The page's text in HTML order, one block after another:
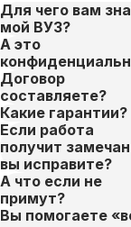
Для чего вам
мой ВУЗ?
А это
Договор
составляете?
Какие гарантии?
Если работа
получит
вы исправите?
А что если не
примут?
Вы помогаете